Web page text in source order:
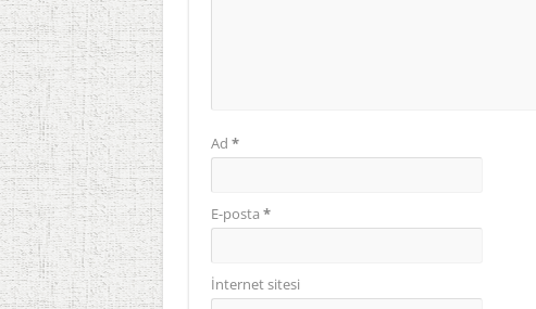
Ad *
E-posta *
İnternet sitesi